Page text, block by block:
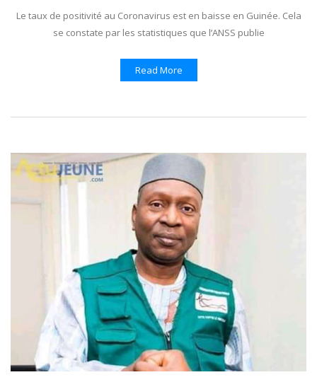
Le taux de positivité au Coronavirus est en baisse en Guinée. Cela
se constate par les statistiques que l’ANSS publie
Read More